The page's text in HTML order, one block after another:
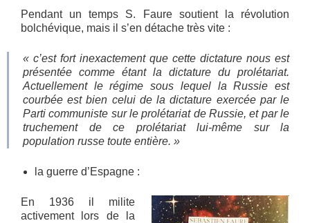
Pendant un temps S. Faure soutient la révolution
bolchévique, mais il s’en détache très vite :
« c’est fort inexactement que cette dictature nous est
présentée comme étant la dictature du prolétariat.
Actuellement le régime sous lequel la Russie est
courbée est bien celui de la dictature exercée par le
Parti communiste sur le prolétariat de Russie, et par le
truchement de ce prolétariat lui-même sur la
population russe toute entière. »
la guerre d’Espagne :
En 1936 il milite
activement lors de la